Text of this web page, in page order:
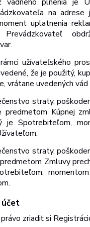
na adrese
uplatnenia
užívateľského
že je použitý,
vrátane uvedených
straty,
predmetom Kúpnej
je Spotrebiteľom,
straty,
Zmluvy
momentom
účet
právo zriadiťsi